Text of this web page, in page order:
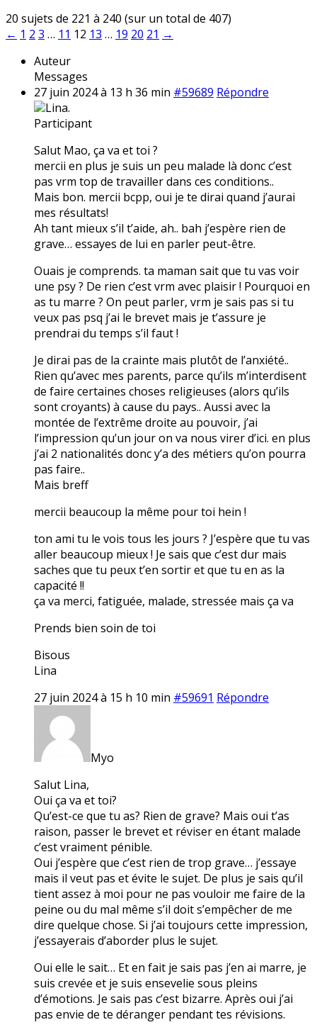
20 sujets de 221 à 240 (sur un total de 407)
← 1 2 3 … 11 12 13 … 19 20 21 →
Auteur
Messages
27 juin 2024 à 13 h 36 min #59689 Répondre
Lina.
Participant
Salut Mao, ça va et toi ?
mercii en plus je suis un peu malade là donc c’est
pas vrm top de travailler dans ces conditions..
Mais bon. mercii bcpp, oui je te dirai quand j’aurai
mes résultats!
Ah tant mieux s’il t’aide, ah.. bah j’espère rien de
grave… essayes de lui en parler peut-être.
Ouais je comprends. ta maman sait que tu vas voir
une psy ? De rien c’est vrm avec plaisir ! Pourquoi en
as tu marre ? On peut parler, vrm je sais pas si tu
veux pas psq j’ai le brevet mais je t’assure je
prendrai du temps s’il faut !
Je dirai pas de la crainte mais plutôt de l’anxiété..
Rien qu’avec mes parents, parce qu’ils m’interdisent
de faire certaines choses religieuses (alors qu’ils
sont croyants) à cause du pays.. Aussi avec la
montée de l’extrême droite au pouvoir, j’ai
l’impression qu’un jour on va nous virer d’ici. en plus
j’ai 2 nationalités donc y’a des métiers qu’on pourra
pas faire..
Mais breff
mercii beaucoup la même pour toi hein !
ton ami tu le vois tous les jours ? J’espère que tu vas
aller beaucoup mieux ! Je sais que c’est dur mais
saches que tu peux t’en sortir et que tu en as la
capacité !!
ça va merci, fatiguée, malade, stressée mais ça va
Prends bien soin de toi
Bisous
Lina
27 juin 2024 à 15 h 10 min #59691 Répondre
Myo
Salut Lina,
Oui ça va et toi?
Qu’est-ce que tu as? Rien de grave? Mais oui t’as
raison, passer le brevet et réviser en étant malade
c’est vraiment pénible.
Oui j’espère que c’est rien de trop grave… j’essaye
mais il veut pas et évite le sujet. De plus je sais qu’il
tient assez à moi pour ne pas vouloir me faire de la
peine ou du mal même s’il doit s’empêcher de me
dire quelque chose. Si j’ai toujours cette impression,
j’essayerais d’aborder plus le sujet.
Oui elle le sait… Et en fait je sais pas j’en ai marre, je
suis crevée et je suis ensevelie sous pleins
d’émotions. Je sais pas c’est bizarre. Après oui j’ai
pas envie de te déranger pendant tes révisions.